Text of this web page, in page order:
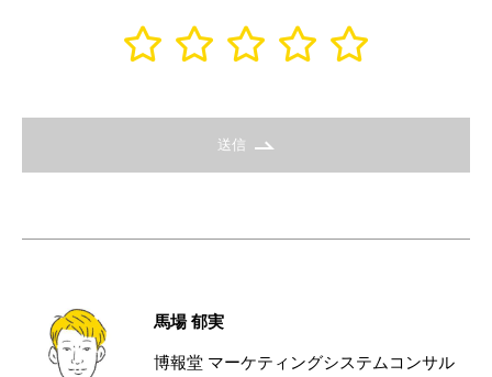
送信
馬場 郁実
博報堂 マーケティングシステムコンサル